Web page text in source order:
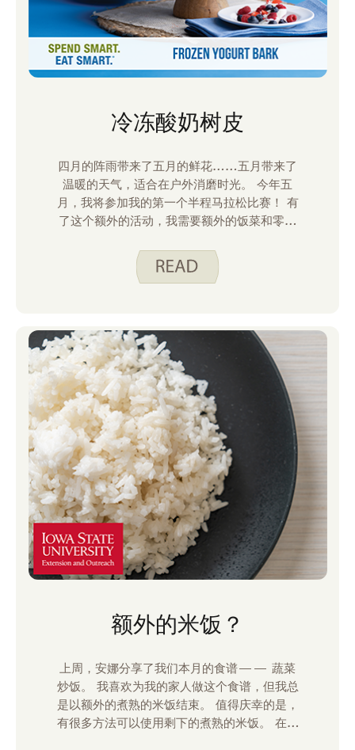
冷冻酸奶树皮
四月的阵雨带来了五月的鲜花……五月带来了
温暖的天气，适合在户外消磨时光。 今年五
月，我将参加我的第一个半程马拉松比赛！ 有
了这个额外的活动，我需要额外的饭菜和零食
酸奶树皮——我们本月的五月食谱。 这是长
时间热跑后的完美小吃。
额外的米饭？
上周，安娜分享了我们本月的食谱—— 蔬菜
炒饭。 我喜欢为我的家人做这个食谱，但我总
是以额外的煮熟的米饭结束。 值得庆幸的是，
有很多方法可以使用剩下的煮熟的米饭。 在我